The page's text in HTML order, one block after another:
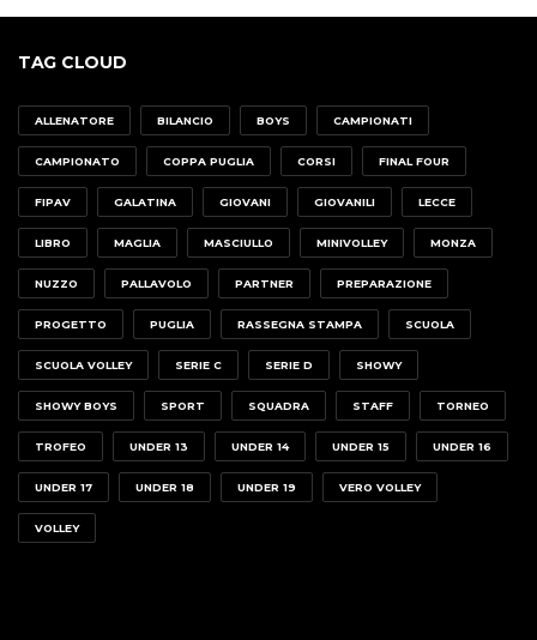
TAG CLOUD
ALLENATORE BILANCIO BOYS CAMPIONATI
CAMPIONATO COPPA PUGLIA CORSI FINAL FOUR
FIPAV GALATINA GIOVANI GIOVANILI LECCE
LIBRO MAGLIA MASCIULLO MINIVOLLEY MONZA
NUZZO PALLAVOLO PARTNER PREPARAZIONE
PROGETTO PUGLIA RASSEGNA STAMPA SCUOLA
SCUOLA VOLLEY SERIE C SERIE D SHOWY
SHOWY BOYS SPORT SQUADRA STAFF TORNEO
TROFEO UNDER 13 UNDER 14 UNDER 15 UNDER 16
UNDER 17 UNDER 18 UNDER 19 VERO VOLLEY
VOLLEY